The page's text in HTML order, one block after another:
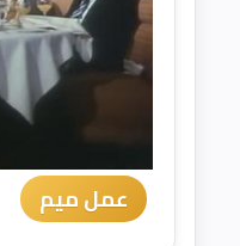
عمل ميم